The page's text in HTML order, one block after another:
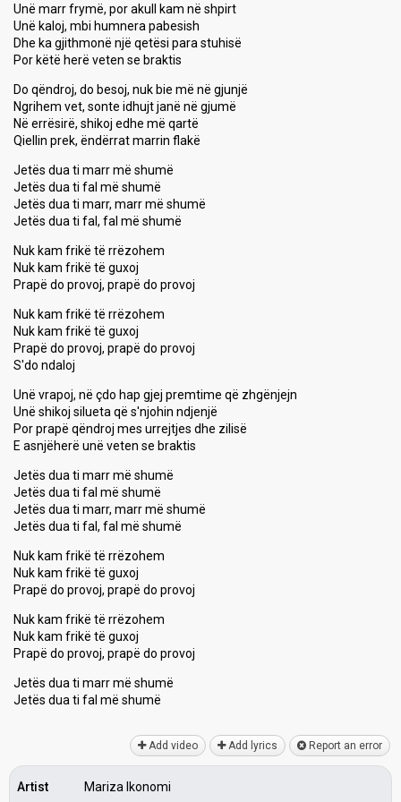
Unë marr frymë, por akull kam në shpirt
Unë kaloj, mbi humnera pabesish
Dhe ka gjithmonë një qetësi para stuhisë
Por këtë herë veten se braktis
Do qëndroj, do besoj, nuk bie më në gjunjë
Ngrihem vet, sonte idhujt janë në gjumë
Në errësirë, shikoj edhe më qartë
Qiellin prek, ëndërrat marrin flakë
Jetës dua ti marr më shumë
Jetës dua ti fal më shumë
Jetës dua ti marr, marr më shumë
Jetës dua ti fal, fal më shumë
Nuk kam frikë të rrëzohem
Nuk kam frikë të guxoj
Prapë do provoj, prapë do provoj
Nuk kam frikë të rrëzohem
Nuk kam frikë të guxoj
Prapë do provoj, prapë do provoj
S'do ndaloj
Unë vrapoj, në çdo hap gjej premtime që zhgënjejn
Unë shikoj silueta që s'njohin ndjenjë
Por prapë qëndroj mes urrejtjes dhe zilisë
E asnjëherë unë veten se braktis
Jetës dua ti marr më shumë
Jetës dua ti fal më shumë
Jetës dua ti marr, marr më shumë
Jetës dua ti fal, fal më shumë
Nuk kam frikë të rrëzohem
Nuk kam frikë të guxoj
Prapë do provoj, prapë do provoj
Nuk kam frikë të rrëzohem
Nuk kam frikë të guxoj
Prapë do provoj, prapë do provoj
Jetës dua ti marr më shumë
Jetës dua ti fаl më ѕhumë
Add video Add lyrics Report an error
Artist Mariza Ikonomi